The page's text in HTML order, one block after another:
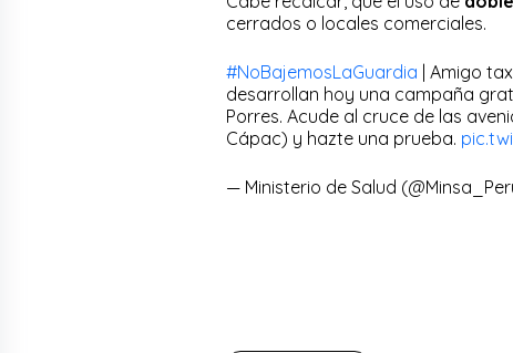
cerrados o locales comerciales.
#NoBajemosLaGuardia | Amigo
desarrollan hoy una campaña
Porres. Acude al cruce de las
Cápac) y hazte una prueba.
— Ministerio de Salud